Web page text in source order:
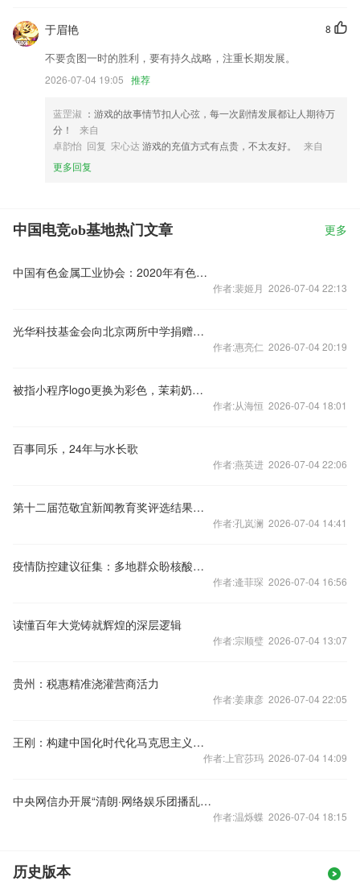
8
于眉艳
不要贪图一时的胜利，要有持久战略，注重长期发展。
2026-07-04 19:05 推荐
蓝罡淑 ：游戏的故事情节扣人心弦，每一次剧情发展都让人期待万
分！
来自
卓韵怡 回复 宋心达 游戏的充值方式有点贵，不太友好。
来自
更多回复
中国电竞ob基地热门文章 更多
中国有色金属工业协会：2020年有色金属工业运行情况明显好于预期
作者:裴姬月 2026-07-04 22:13
光华科技基金会向北京两所中学捐赠人工智能教育设备
作者:惠亮仁 2026-07-04 20:19
被指小程序logo更换为彩色，茉莉奶白部分平台logo仍为黑白
作者:从海恒 2026-07-04 18:01
百事同乐，24年与水长歌
作者:燕英进 2026-07-04 22:06
第十二届范敬宜新闻教育奖评选结果公示
作者:孔岚澜 2026-07-04 14:41
疫情防控建议征集：多地群众盼核酸检测再优化
作者:逄菲琛 2026-07-04 16:56
读懂百年大党铸就辉煌的深层逻辑
作者:宗顺璧 2026-07-04 13:07
贵州：税惠精准浇灌营商活力
作者:姜康彦 2026-07-04 22:05
王刚：构建中国化时代化马克思主义自主知识体系的三维向度
作者:上官莎玛 2026-07-04 14:09
中央网信办开展“清朗·网络娱乐团播乱象整治”专项行动
作者:温烁蝶 2026-07-04 18:15
历史版本